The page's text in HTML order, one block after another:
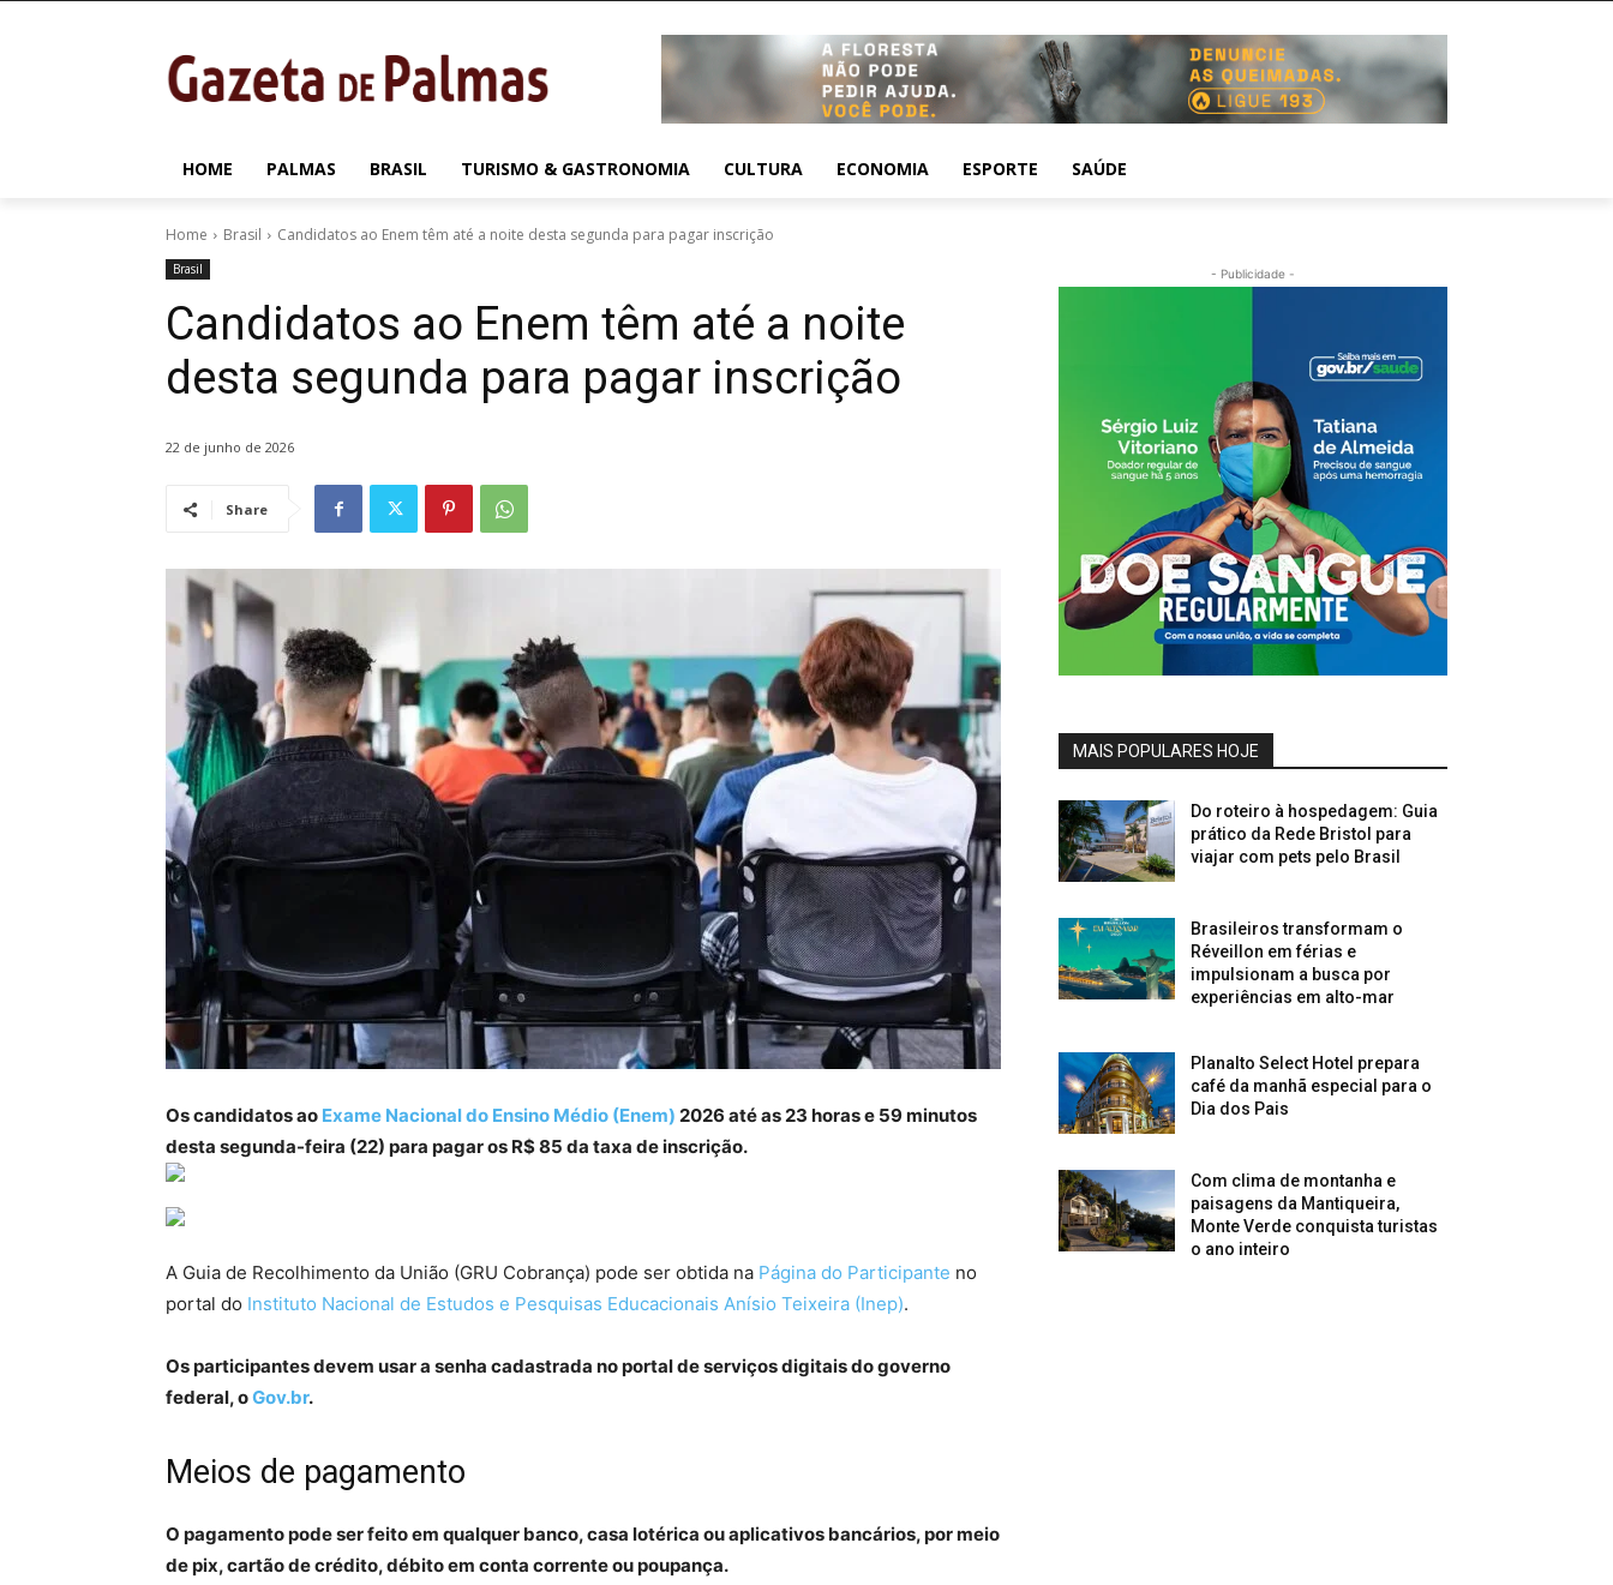
HOME PALMAS BRASIL TURISMO & GASTRONOMIA CULTURA ECONOMIA ESPORTE SAÚDE
Home Brasil Candidatos ao Enem têm até a noite desta segunda para pagar inscrição
Brasil
Candidatos ao Enem têm até a noite
desta segunda para pagar inscrição
22 de junho de 2026
Share
Os candidatos ao Exame Nacional do Ensino Médio (Enem) 2026 até as 23 horas e 59 minutos
desta segunda-feira (22) para pagar os R$ 85 da taxa de inscrição.
A Guia de Recolhimento da União (GRU Cobrança) pode ser obtida na Página do Participante no
portal do Instituto Nacional de Estudos e Pesquisas Educacionais Anísio Teixeira (Inep).
Os participantes devem usar a senha cadastrada no portal de serviços digitais do governo
federal, oGov.br.
Meios de pagamento
O pagamento pode ser feito em qualquer banco, casa lotérica ou aplicativos bancários, por meio
de pix, cartão de crédito, débito em conta corrente ou poupança.
- Publicidade -
MAIS POPULARES HOJE
Do roteiro à hospedagem: Guia
prático da Rede Bristol para
viajar com pets pelo Brasil
Brasileiros transformam o
Réveillon em férias e
impulsionam a busca por
experiências em alto-mar
Planalto Select Hotel prepara
café da manhã especial para o
Dia dos Pais
Com clima de montanha e
paisagens da Mantiqueira,
Monte Verde conquista turistas
o ano inteiro